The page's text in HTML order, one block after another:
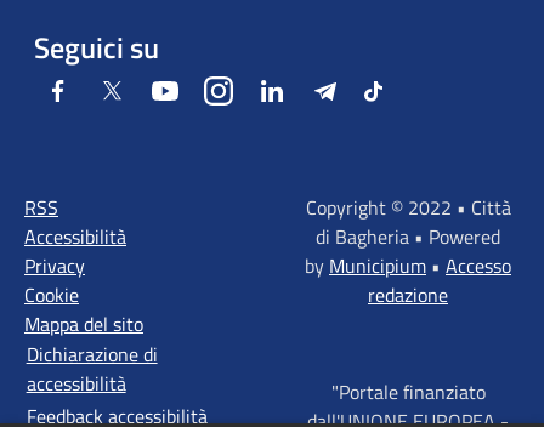
Seguici su
Facebook Twitter YoutubeInstagramLinkedIn TelegramTiktok
RSS
Accessibilità
Privacy
Cookie
Mappa del sito
Dichiarazione di
accessibilità
Feedback accessibilità
Copyright © 2022 • Città
di Bagheria • Powered
by Municipium • Accesso
redazione
"Portale finanziato
dall'UNIONE EUROPEA -